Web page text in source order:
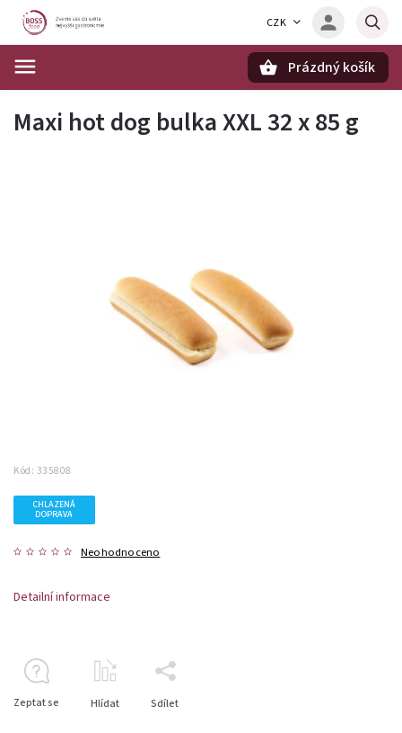
CZK
Prázdný košík
Maxi hot dog bulka XXL 32 x 85 g
Kód: 335808
CHLAZENÁ
DOPRAVA
Neohodnoceno
Detailní informace
Zeptat se Hlídat Sdílet